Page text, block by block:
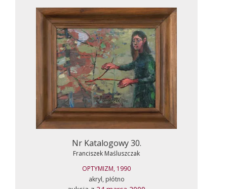
Nr Katalogowy 30.
Franciszek Maśluszczak
OPTYMIZM, 1990
akryl, płótno